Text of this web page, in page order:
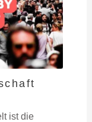
ist die